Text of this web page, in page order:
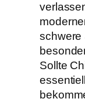
schwere
Sollte